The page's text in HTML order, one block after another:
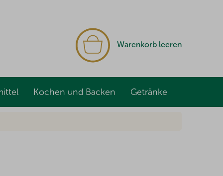
Warenkorb leeren
Kochen und Backen Getränke